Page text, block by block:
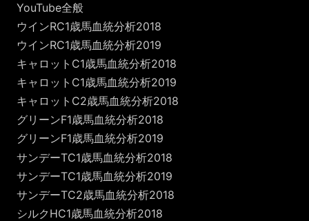
YouTube全般
ウインRC1歳馬血統分析2018
ウインRC1歳馬血統分析2019
キャロットC1歳馬血統分析2018
キャロットC1歳馬血統分析2019
キャロットC2歳馬血統分析2018
グリーンF1歳馬血統分析2018
グリーンF1歳馬血統分析2019
サンデーTC1歳馬血統分析2018
サンデーTC1歳馬血統分析2019
サンデーTC2歳馬血統分析2018
シルクHC1歳馬血統分析2018